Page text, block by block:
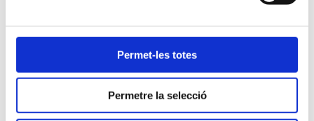
Permet-les totes
Permetre la selecció
desenvolupament personal i professional.